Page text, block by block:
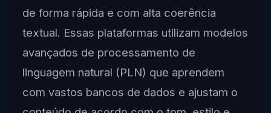
de forma rápida e com alta coerência
textual. Essas plataformas utilizam modelos
avançados de processamento de
linguagem natural (PLN) que aprendem
com vastos bancos de dados e ajustam o